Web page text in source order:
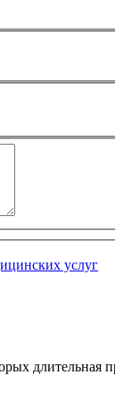
услуг
длительная